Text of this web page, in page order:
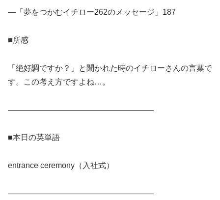
―「夢をつかむイチロー262のメッセージ」187
■所感
「絶好調ですか？」と聞かれた時のイチローさんの言葉で
す。この考え方ですよね…。
——————————————————–
■本日の英単語
entrance ceremony（入社式）
——————————————————–